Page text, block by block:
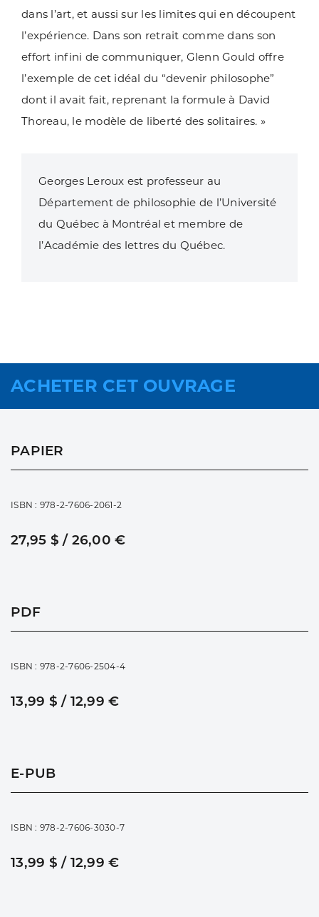
dans l’art, et aussi sur les limites qui en découpent
l’expérience. Dans son retrait comme dans son
effort infini de communiquer, Glenn Gould offre
l’exemple de cet idéal du “devenir philosophe”
dont il avait fait, reprenant la formule à David
Thoreau, le modèle de liberté des solitaires. »
Georges Leroux est professeur au
Département de philosophie de l’Université
du Québec à Montréal et membre de
l’Académie des lettres du Québec.
ACHETER CET OUVRAGE
PAPIER
ISBN : 978-2-7606-2061-2
27,95 $ / 26,00 €
PDF
ISBN : 978-2-7606-2504-4
13,99 $ / 12,99 €
E-PUB
ISBN : 978-2-7606-3030-7
13,99 $ / 12,99 €